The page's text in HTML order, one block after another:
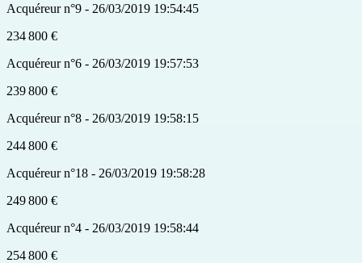
Acquéreur n°9 - 26/03/2019 19:54:45
234 800 €
Acquéreur n°6 - 26/03/2019 19:57:53
239 800 €
Acquéreur n°8 - 26/03/2019 19:58:15
244 800 €
Acquéreur n°18 - 26/03/2019 19:58:28
249 800 €
Acquéreur n°4 - 26/03/2019 19:58:44
254 800 €